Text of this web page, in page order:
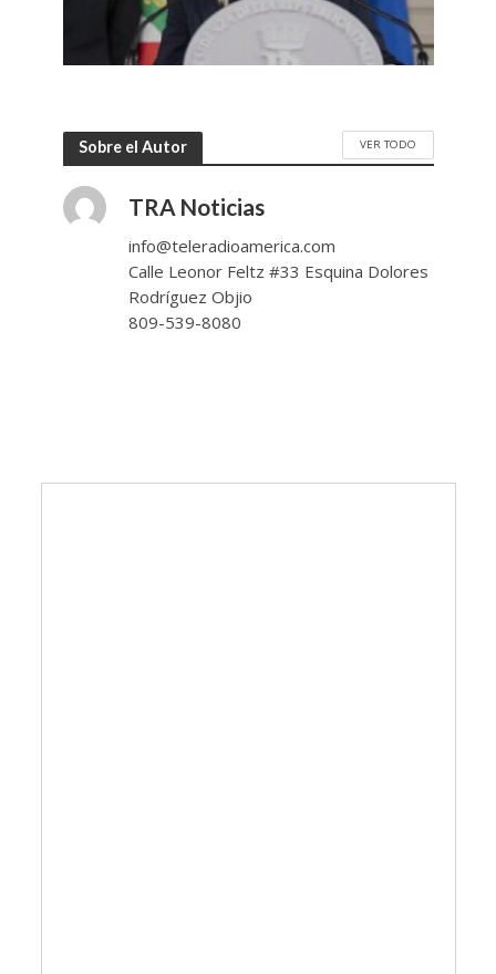
Sobre el Autor VER TODO
TRA Noticias
info@teleradioamerica.com
Calle Leonor Feltz #33 Esquina Dolores
Rodríguez Objio
809-539-8080